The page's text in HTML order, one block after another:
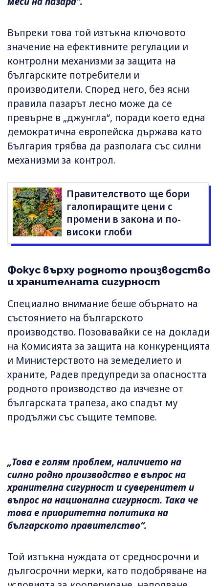
Въпреки това той изтъкна ключовото
значение на ефективните регулации и
контролни механизми за защита на
българските потребители и
производители. Според него, без ясни
правила пазарът лесно може да се
превърне в „джунгла“, поради което една
демократична европейска държава като
България трябва да разполага със силни
механизми за контрол.
Правителството ще бори
галопиращите цени с
промени в закона и по-
високи глоби
Фокус върху родното производство
и хранителната сигурност
Специално внимание беше обърнато на
състоянието на българското
производство. Позовавайки се на доклади
на Комисията за защита на конкуренцията
и Министерството на земеделието и
храните, Радев предупреди за опасността
родното производство да изчезне от
българската трапеза, ако спадът му
продължи със същите темпове.
„Това е голям проблем, наличието на
силно родно производство е въпрос на
хранителна сигурност и суверенитет и
въпрос на национална сигурност. Така че
това е приоритетна политика на
българското правителство“.
Той изтъкна нуждата от средносрочни и
дългосрочни мерки, като подобряване на